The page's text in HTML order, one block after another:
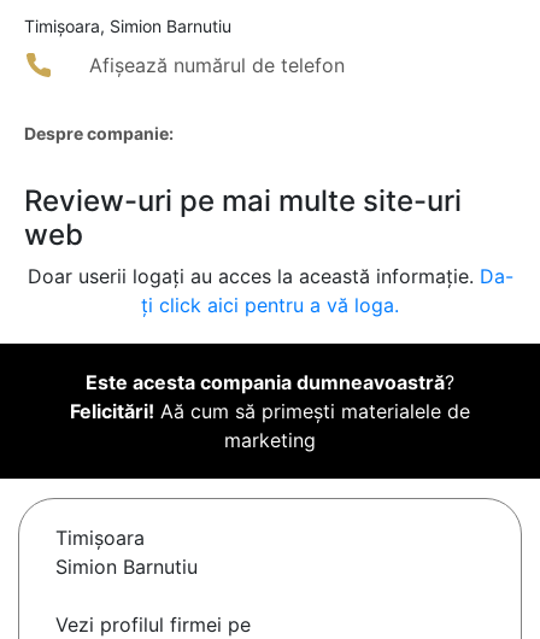
Timişoara, Simion Barnutiu
Afișează numărul de telefon
Despre companie:
Review-uri pe mai multe site-uri
web
Doar userii logați au acces la această informație. Da-
ți click aici pentru a vă loga.
Este acesta compania dumneavoastră?
Felicitări! Aă cum să primești materialele de
marketing
Timişoara
Simion Barnutiu
Vezi profilul firmei pe